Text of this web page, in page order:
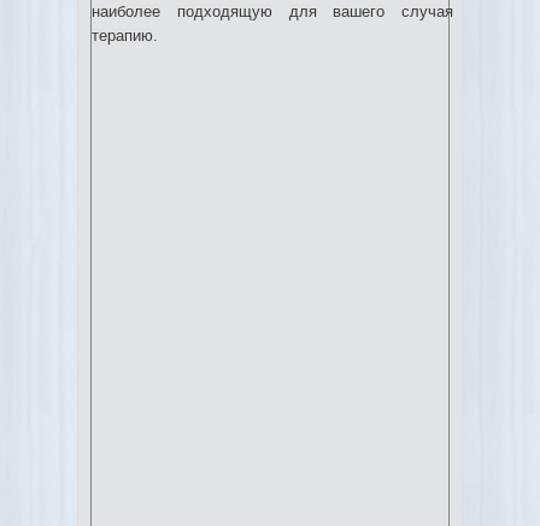
наиболее подходящую для вашего случая
терапию.